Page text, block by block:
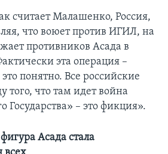
считает Малашенко, Россия,
что воюет против ИГИЛ, на
противников Асада в
эта операция –
понятно. Все российские
того, что там идет война
Государства» – это фикция».
Асада стала